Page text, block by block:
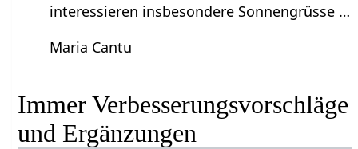
interessieren insbesondere Sonnengrüsse …
Maria Cantu
Immer‏‎ Verbesserungsvorschläge
und Ergänzungen